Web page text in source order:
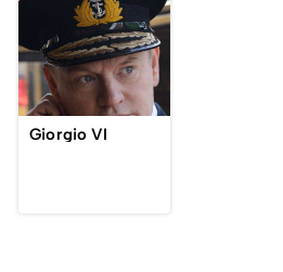
Giorgio VI